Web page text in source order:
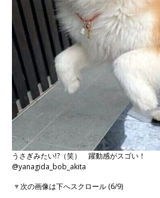
うさぎみたい!?（笑） 躍動感がスゴい！
@yanagida_bob_akita
▼次の画像は下へスクロール (6/9)